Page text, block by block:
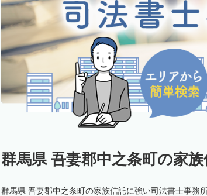
群馬県 吾妻郡中之条町の家
群馬県 吾妻郡中之条町の家族信託に強い司法書士事務